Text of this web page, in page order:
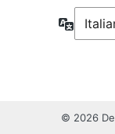
Lingua
© 2026